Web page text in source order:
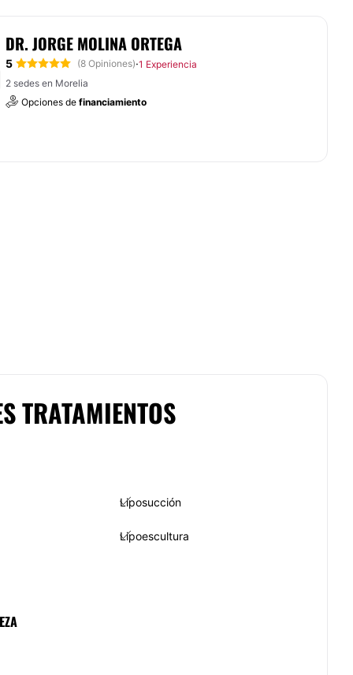
DR. JORGE MOLINA ORTEGA
5 (8 Opiniones)·1 Experiencia
2 sedes en Morelia
Opciones de financiamiento
TRATAMIENTOS
Liposucción
Lipoescultura